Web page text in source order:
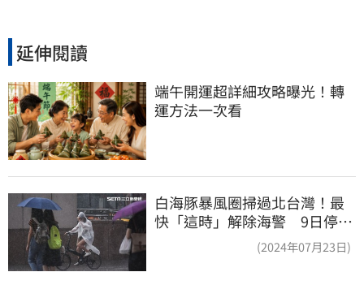
延伸閱讀
端午開運超詳細攻略曝光！轉
運方法一次看
白海豚暴風圈掃過北台灣！最
快「這時」解除海警 9日停班
(2024年07月23日)